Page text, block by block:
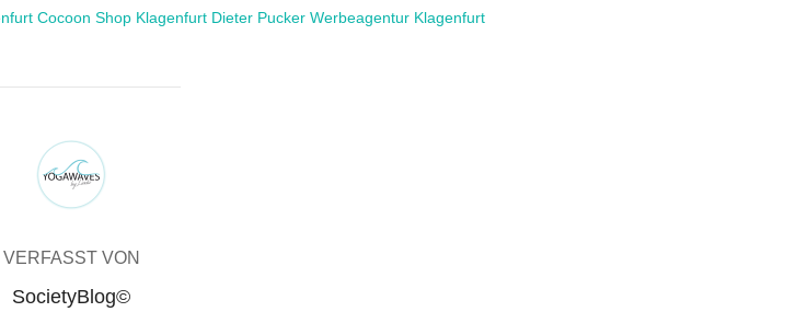
Cocoon Shop Klagenfurt Dieter Pucker Werbeagentur Klagenfurt
BEITRAGSAUTOR
VERFASST VON
SocietyBlog©